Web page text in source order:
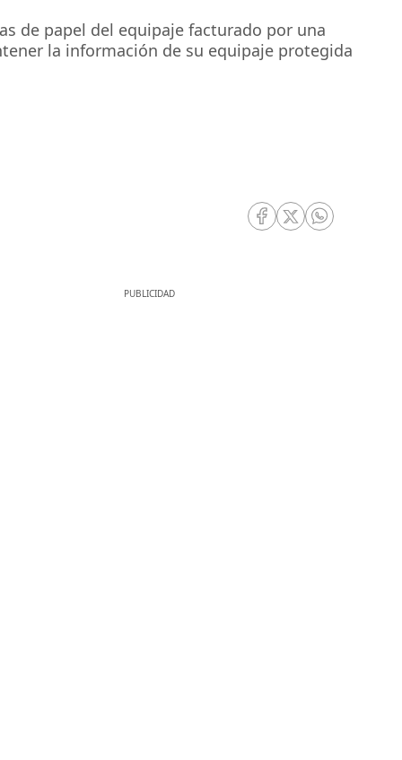
de papel del equipaje facturado por una
la información de su equipaje protegida
RRSS Facebook
RRSS Twitter
RRSS